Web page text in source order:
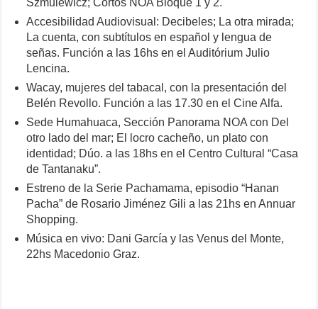
Szmulewicz; Cortos NOA Bloque 1 y 2.
Accesibilidad Audiovisual: Decibeles; La otra mirada;
La cuenta, con subtítulos en español y lengua de
señas. Función a las 16hs en el Auditórium Julio
Lencina.
Wacay, mujeres del tabacal, con la presentación del
Belén Revollo. Función a las 17.30 en el Cine Alfa.
Sede Humahuaca, Sección Panorama NOA con Del
otro lado del mar; El locro cacheño, un plato con
identidad; Dúo. a las 18hs en el Centro Cultural “Casa
de Tantanaku”.
Estreno de la Serie Pachamama, episodio “Hanan
Pacha” de Rosario Jiménez Gili a las 21hs en Annuar
Shopping.
Música en vivo: Dani García y las Venus del Monte,
22hs Macedonio Graz.